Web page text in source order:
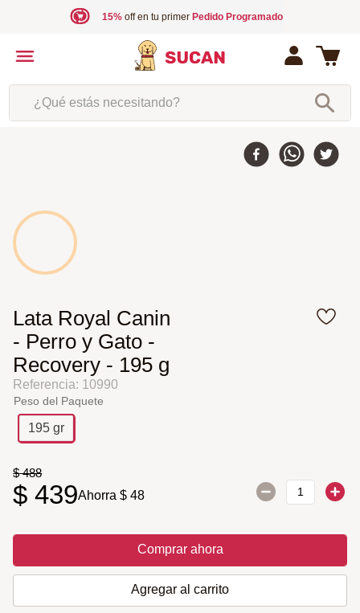
15%off en tu primer Pedido Programado
¿Qué estás necesitando?
-10 %
Lata Royal Canin
- Perro y Gato -
Recovery - 195 g
Referencia: 10990
Peso del Paquete
195 gr
$ 488
$ 439Ahorra$ 48
Comprar ahora
Agregar al carrito